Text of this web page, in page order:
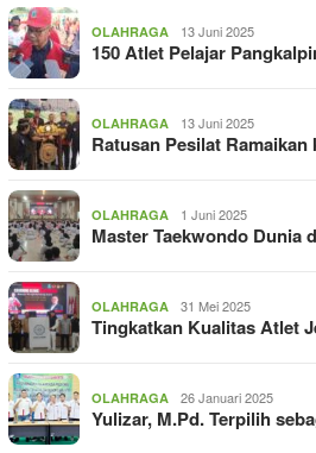
OLAHRAGA 13 Juni 2025
150 Atlet Pelajar
OLAHRAGA 13 Juni 2025
Ratusan Pesilat
OLAHRAGA 1 Juni 2025
Master Taekwondo Dunia
OLAHRAGA 31 Mei 2025
Tingkatkan Kualitas Atlet
OLAHRAGA 26 Januari 2025
Yulizar, M.Pd. Terpilih